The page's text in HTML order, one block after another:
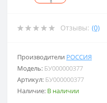
Отзывы: (0)
Производители РОССИЯ
Модель: БУ000000377
Артикул: БУ000000377
Наличие: В наличии